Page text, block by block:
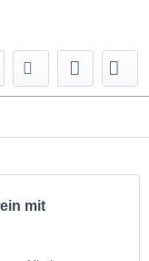
mit